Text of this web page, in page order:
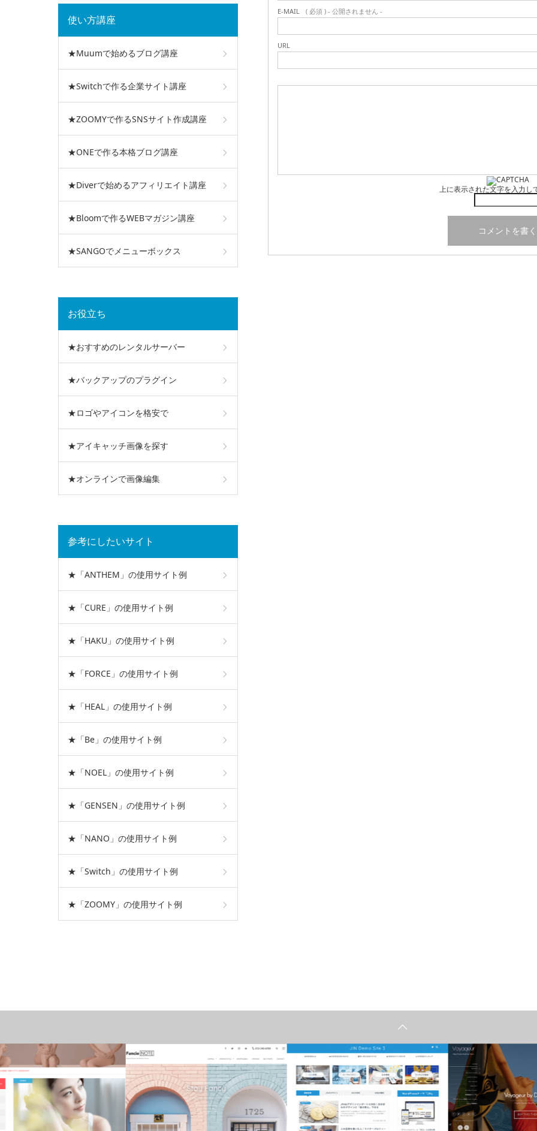
E-MAIL ( 必須 ) - 公開されません -
URL
上に表示された文字を入力し
使い方講座
★Muumで始めるブログ講座
★Switchで作る企業サイト講座
★ZOOMYで作るSNSサイト作成講座
★ONEで作る本格ブログ講座
★Diverで始めるアフィリエイト講座
★Bloomで作るWEBマガジン講座
★SANGOでメニューボックス
お役立ち
★おすすめのレンタルサーバー
★バックアップのプラグイン
★ロゴやアイコンを格安で
★アイキャッチ画像を探す
★オンラインで画像編集
参考にしたいサイト
★「ANTHEM」の使用サイト例
★「CURE」の使用サイト例
★「HAKU」の使用サイト例
★「FORCE」の使用サイト例
★「HEAL」の使用サイト例
★「Be」の使用サイト例
★「NOEL」の使用サイト例
★「GENSEN」の使用サイト例
★「NANO」の使用サイト例
★「Switch」の使用サイト例
★「ZOOMY」の使用サイト例